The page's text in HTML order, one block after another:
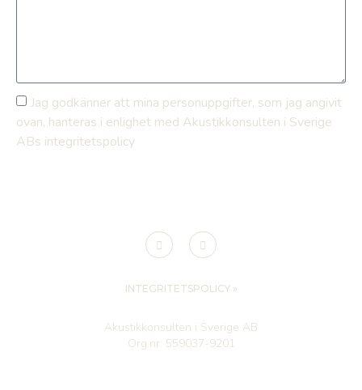
Jag godkänner att mina personuppgifter, som jag angivit
ovan, hanteras i enlighet med Akustikkonsulten i Sverige
ABs integritetspolicy
INTEGRITETSPOLICY »
Akustikkonsulten i Sverige AB
Org.nr: 559037-9201